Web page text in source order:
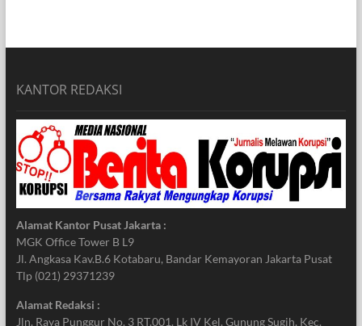
KANTOR REDAKSI
Alamat Kantor Pusat Jakarta :
MGK Office Tower B L9
Jl. Angkasa Kav.B.6 Kotabaru, Bandar Kemayoran Jakarta Pusat
Tlp (021) 29371239
Alamat Redaksi :
Jln. Raya Punggur No. 3 RT.001. Lk IV Kel. Gunung Sugih, Kec.